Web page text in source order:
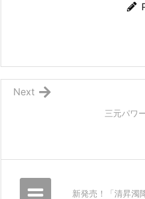
三元パワ
Next
新発売！「清昇濁